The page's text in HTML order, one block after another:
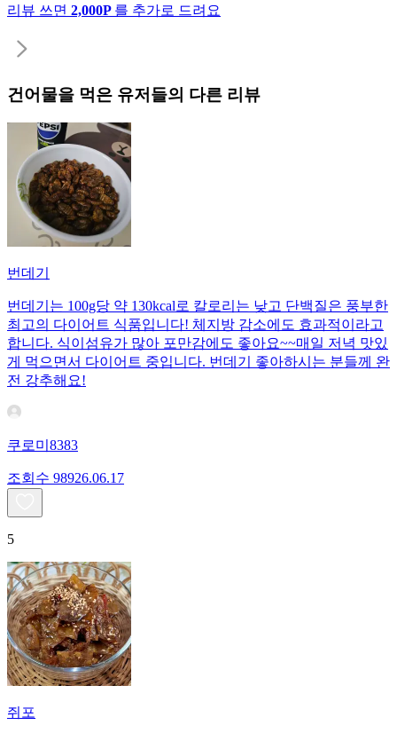
리뷰 쓰면 2,000P 를 추가로 드려요
건어물을 먹은 유저들의 다른 리뷰
번데기
번데기는 100g당 약 130kcal로 칼로리는 낮고 단백질은 풍부한
최고의 다이어트 식품입니다! 체지방 감소에도 효과적이라고
합니다. 식이섬유가 많아 포만감에도 좋아요~~매일 저녁 맛있
게 먹으면서 다이어트 중입니다. 번데기 좋아하시는 분들께 완
전 강추해요!
쿠로미8383
조회수 98926.06.17
5
쥐포